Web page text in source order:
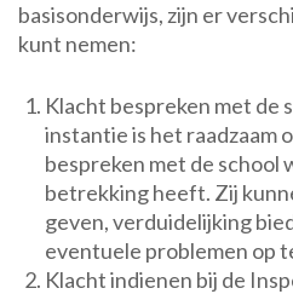
basisonderwijs, zijn er
kunt nemen:
Klacht bespreken met de
instantie is het raadzaam
bespreken met de school
betrekking heeft. Zij
geven, verduidelijking
eventuele problemen op
Klacht indienen bij de